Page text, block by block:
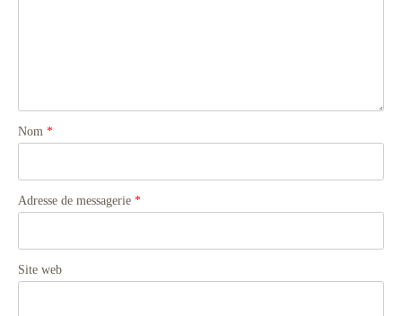
Nom *
Adresse de messagerie *
Site web